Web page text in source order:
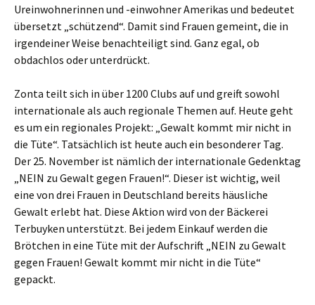
Ureinwohnerinnen und -einwohner Amerikas und bedeutet
übersetzt „schützend“. Damit sind Frauen gemeint, die in
irgendeiner Weise benachteiligt sind. Ganz egal, ob
obdachlos oder unterdrückt.
Zonta teilt sich in über 1200 Clubs auf und greift sowohl
internationale als auch regionale Themen auf. Heute geht
es um ein regionales Projekt: „Gewalt kommt mir nicht in
die Tüte“. Tatsächlich ist heute auch ein besonderer Tag.
Der 25. November ist nämlich der internationale Gedenktag
„NEIN zu Gewalt gegen Frauen!“. Dieser ist wichtig, weil
eine von drei Frauen in Deutschland bereits häusliche
Gewalt erlebt hat. Diese Aktion wird von der Bäckerei
Terbuyken unterstützt. Bei jedem Einkauf werden die
Brötchen in eine Tüte mit der Aufschrift „NEIN zu Gewalt
gegen Frauen! Gewalt kommt mir nicht in die Tüte“
gepackt.